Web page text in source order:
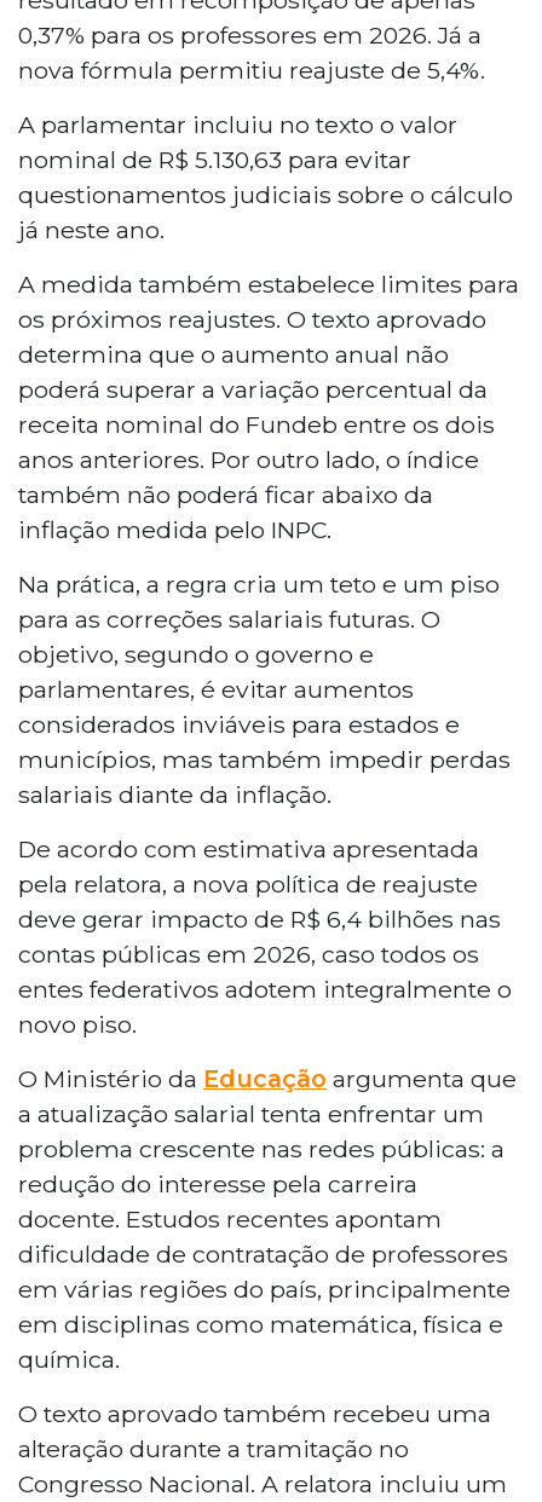
0,37% para os professores em 2026. Já a
nova fórmula permitiu reajuste de 5,4%.
A parlamentar incluiu no texto o valor
nominal de R$ 5.130,63 para evitar
questionamentos judiciais sobre o cálculo
já neste ano.
A medida também estabelece limites para
os próximos reajustes. O texto aprovado
determina que o aumento anual não
poderá superar a variação percentual da
receita nominal do Fundeb entre os dois
anos anteriores. Por outro lado, o índice
também não poderá ficar abaixo da
inflação medida pelo INPC.
Na prática, a regra cria um teto e um piso
para as correções salariais futuras. O
objetivo, segundo o governo e
parlamentares, é evitar aumentos
considerados inviáveis para estados e
municípios, mas também impedir perdas
salariais diante da inflação.
De acordo com estimativa apresentada
pela relatora, a nova política de reajuste
deve gerar impacto de R$ 6,4 bilhões nas
contas públicas em 2026, caso todos os
entes federativos adotem integralmente o
novo piso.
O Ministério da Educação argumenta que
a atualização salarial tenta enfrentar um
problema crescente nas redes públicas: a
redução do interesse pela carreira
docente. Estudos recentes apontam
dificuldade de contratação de professores
em várias regiões do país, principalmente
em disciplinas como matemática, física e
química.
O texto aprovado também recebeu uma
alteração durante a tramitação no
Congresso Nacional. A relatora incluiu um